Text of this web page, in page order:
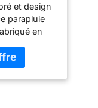
à
intégré
jardin,
patio
et design
parapluie
en
PA qui
à la
et au soleil.